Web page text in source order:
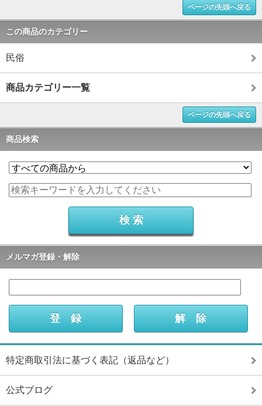
ページの先頭へ戻る
この商品のカテゴリー
民俗
商品カテゴリー一覧
ページの先頭へ戻る
商品検索
メルマガ登録・解除
特定商取引法に基づく表記（返品など）
公式ブログ